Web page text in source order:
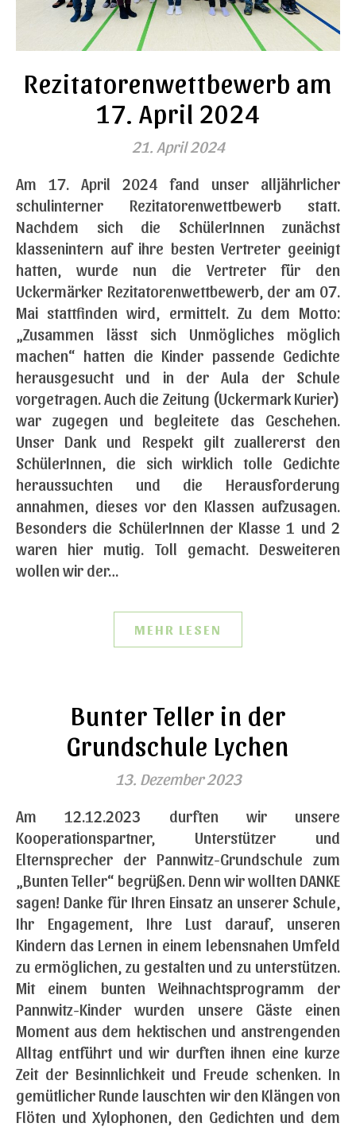
Rezitatorenwettbewerb am
17. April 2024
21. April 2024
Am 17. April 2024 fand unser alljährlicher
schulinterner Rezitatorenwettbewerb statt.
Nachdem sich die SchülerInnen zunächst
klassenintern auf ihre besten Vertreter geeinigt
hatten, wurde nun die Vertreter für den
Uckermärker Rezitatorenwettbewerb, der am 07.
Mai stattfinden wird, ermittelt. Zu dem Motto:
„Zusammen lässt sich Unmögliches möglich
machen“ hatten die Kinder passende Gedichte
herausgesucht und in der Aula der Schule
vorgetragen. Auch die Zeitung (Uckermark Kurier)
war zugegen und begleitete das Geschehen.
Unser Dank und Respekt gilt zuallererst den
SchülerInnen, die sich wirklich tolle Gedichte
heraussuchten und die Herausforderung
annahmen, dieses vor den Klassen aufzusagen.
Besonders die SchülerInnen der Klasse 1 und 2
waren hier mutig. Toll gemacht. Desweiteren
wollen wir der…
MEHR LESEN
Bunter Teller in der
Grundschule Lychen
13. Dezember 2023
Am 12.12.2023 durften wir unsere
Kooperationspartner, Unterstützer und
Elternsprecher der Pannwitz-Grundschule zum
„Bunten Teller“ begrüßen. Denn wir wollten DANKE
sagen! Danke für Ihren Einsatz an unserer Schule,
Ihr Engagement, Ihre Lust darauf, unseren
Kindern das Lernen in einem lebensnahen Umfeld
zu ermöglichen, zu gestalten und zu unterstützen.
Mit einem bunten Weihnachtsprogramm der
Pannwitz-Kinder wurden unsere Gäste einen
Moment aus dem hektischen und anstrengenden
Alltag entführt und wir durften ihnen eine kurze
Zeit der Besinnlichkeit und Freude schenken. In
gemütlicher Runde lauschten wir den Klängen von
Flöten und Xylophonen, den Gedichten und dem